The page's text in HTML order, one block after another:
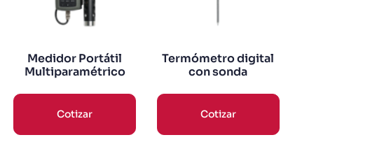
Medidor Portátil
Multiparamétrico
Cotizar
Termómetro digital
con sonda
Cotizar